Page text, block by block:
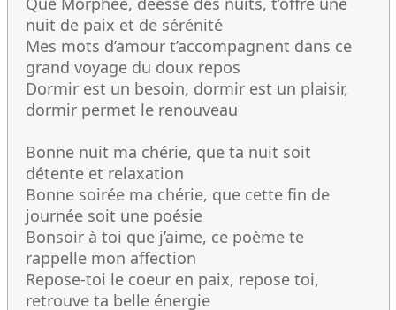
nuit de paix et de sérénité
Mes mots d’amour t’accompagnent dans ce
grand voyage du doux repos
Dormir est un besoin, dormir est un plaisir,
dormir permet le renouveau
Bonne nuit ma chérie, que ta nuit soit
détente et relaxation
Bonne soirée ma chérie, que cette fin de
journée soit une poésie
Bonsoir à toi que j’aime, ce poème te
rappelle mon affection
Repose-toi le coeur en paix, repose toi,
retrouve ta belle énergie